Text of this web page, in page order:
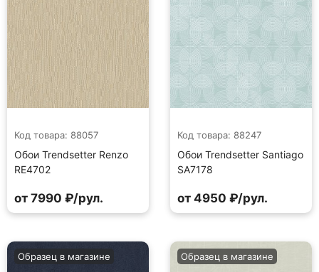
Код товара: 88057
Обои Trendsetter Renzo
RE4702
от 7990 ₽/рул.
Код товара: 88247
Обои Trendsetter Santiago
SA7178
от 4950 ₽/рул.
Образец в магазине Образец в магазине